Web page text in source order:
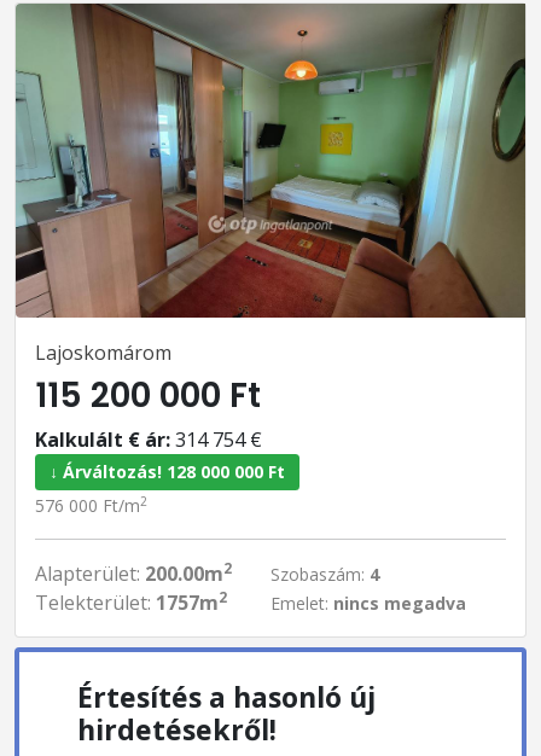
Lajoskomárom
115 200 000 Ft
Kalkulált € ár:314 754 €
↓ Árváltozás! 128 000 000 Ft
576 000 Ft/m2
Alapterület: 200.00m2
Telekterület: 1757m2
Szobaszám: 4
Emelet: nincs megadva
Értesítés a hasonló új
hirdetésekről!